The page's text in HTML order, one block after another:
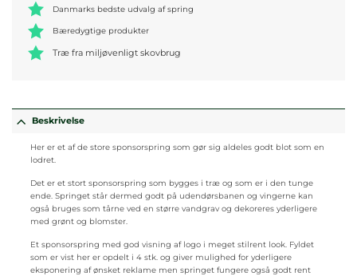
Danmarks bedste udvalg af spring
Bæredygtige produkter
Træ fra miljøvenligt skovbrug
Beskrivelse
Her er et af de store sponsorspring som gør sig aldeles godt blot som en
lodret.
Det er et stort sponsorspring som bygges i træ og som er i den tunge
ende. Springet står dermed godt på udendørsbanen og vingerne kan
også bruges som tårne ved en større vandgrav og dekoreres yderligere
med grønt og blomster.
Et sponsorspring med god visning af logo i meget stilrent look. Fyldet
som er vist her er opdelt i 4 stk. og giver mulighed for yderligere
eksponering af ønsket reklame men springet fungere også godt rent